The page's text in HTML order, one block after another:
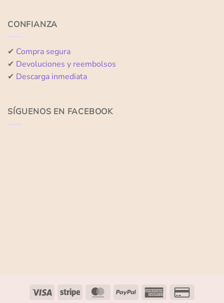
CONFIANZA
✔ Compra segura
✔ Devoluciones y reembolsos
✔ Descarga inmediata
SÍGUENOS EN FACEBOOK